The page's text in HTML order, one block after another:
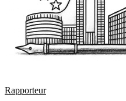
Rapporteur